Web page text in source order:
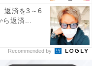
返済を3～6
返済...
Recommended by